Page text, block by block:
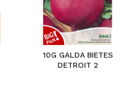
10G GALDA BIETES
DETROIT 2